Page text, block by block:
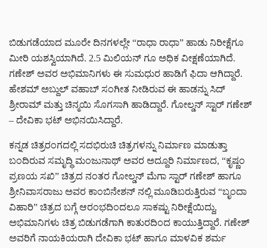
ಬಿಡುಗಡೆಯಾದ ಮೂರೇ ದಿನಗಳಲ್ಲೇ “ರಾಧಾ ರಾಧಾ” ಹಾಡು ನಿರೀಕ್ಷೆಗೂ
ಮೀರಿ ಯಶಸ್ವಿಯಾಗಿದೆ. 2.5 ಮಿಲಿಯನ್ ಗೂ ಅಧಿಕ ವೀಕ್ಷಣೆಯಾಗಿದೆ.
ಗಣೇಶ್ ಅವರ ಅಭಿಮಾನಿಗಳು ಈ ಸುಮಧುರ ಹಾಡಿಗೆ ಫಿದಾ ಆಗಿದ್ದಾರೆ.
ಹೇಶಮ್ ಅಬ್ದುಲ್ ವಹಾಬ್ ಸಂಗೀತ ನೀಡಿರುವ ಈ ಹಾಡನ್ನು ಸಿದ್
ಶ್ರೀರಾಮ್ ಮತ್ತು ಚಿನ್ಮಯಿ ಸೊಗಸಾಗಿ ಹಾಡಿದ್ದಾರೆ. ಗೋಲ್ಡನ್ ಸ್ಟಾರ್ ಗಣೇಶ್
– ದೇವಿಕಾ ಭಟ್ ಅಭಿನಯಿಸಿದ್ದಾರೆ.
ಕನ್ನಡ ಚಿತ್ರರಂಗದಲ್ಲಿ ಸದಭಿರುಚಿ ಚಿತ್ರಗಳನ್ನು ನಿರ್ಮಾಣ ಮಾಡುತ್ತಾ
ಬಂದಿರುವ ಸಮೃದ್ಧಿ ಮಂಜುನಾಥ್ ಅವರ ಅದ್ದೂರಿ ನಿರ್ಮಾಣದ, “ಕೃಷ್ಣಂ
ಪ್ರಣಯ ಸಖಿ” ಚಿತ್ರದ ನಂತರ ಗೋಲ್ಡನ್ ಮೆಗಾ ಸ್ಟಾರ್ ಗಣೇಶ್ ಹಾಗೂ
ಶ್ರೀನಿವಾಸರಾಜು ಅವರ ಕಾಂಬಿನೇಶನ್ ನಲ್ಲಿ ಮೂಡಿಬರುತ್ತಿರುವ “ಬೃಂದಾ
ವಿಹಾರಿ” ಚಿತ್ರದ ಬಗ್ಗೆ ಆರಂಭದಿಂದಲೂ ಸಾಕಷ್ಟು ನಿರೀಕ್ಷೆಯಿದ್ದು,
ಅಭಿಮಾನಿಗಳು ಚಿತ್ರ ಬಿಡುಗಡೆಗಾಗಿ ಕಾತುರದಿಂದ ಕಾಯುತ್ತಿದ್ದಾರೆ. ಗಣೇಶ್
ಅವರಿಗೆ ನಾಯಕಿಯರಾಗಿ ದೇವಿಕಾ ಭಟ್ ಹಾಗೂ ಮಾಳವಿಕ ಶರ್ಮ